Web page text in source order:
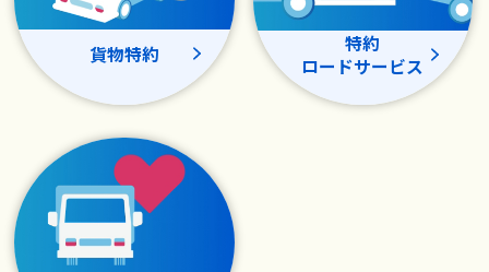
貨物特約
特約
ロードサービス